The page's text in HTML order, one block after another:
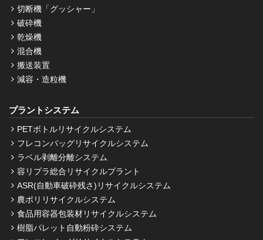
切断機「グッシャー」
破砕機
乾燥機
混合機
搬送装置
減容・造粒機
プラントシステム
PETボトルリサイクルシステム
フレコンバッグリサイクルシステム
ラベル剥離分離システム
容リプラ総合リサイクルプラント
ASR(自動車破砕残さ)リサイクルシステム
農ポリリサイクルシステム
食品用容器包装材リサイクルシステム
樹脂パレット自動粉砕システム